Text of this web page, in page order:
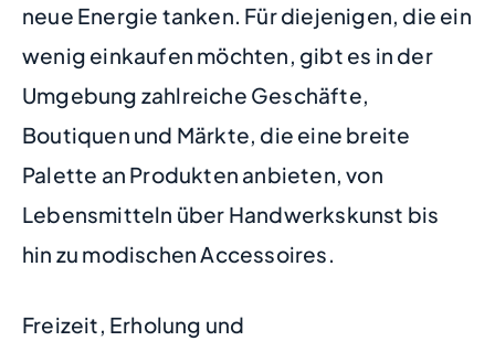
neue Energie tanken. Für diejenigen, die ein
wenig einkaufen möchten, gibt es in der
Umgebung zahlreiche Geschäfte,
Boutiquen und Märkte, die eine breite
Palette an Produkten anbieten, von
Lebensmitteln über Handwerkskunst bis
hin zu modischen Accessoires.
Freizeit, Erholung und